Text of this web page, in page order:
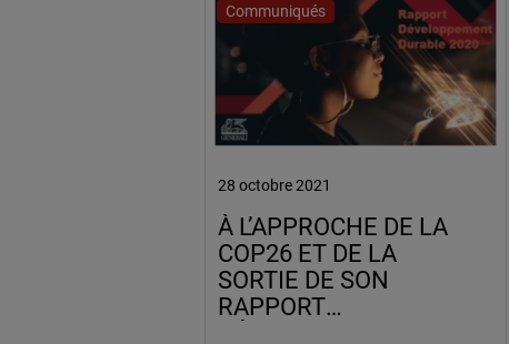
Communiqués
28 octobre 2021
À L’APPROCHE DE LA
COP26 ET DE LA
SORTIE DE SON
RAPPORT